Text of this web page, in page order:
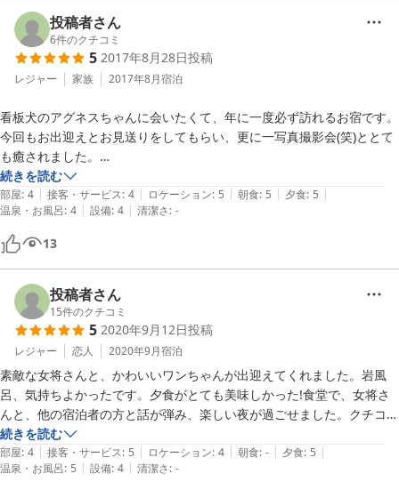
投稿者さん
6件のクチコミ
5 2017年8月28日投稿
レジャー 家族 2017年8月宿泊
看板犬のアグネスちゃんに会いたくて、年に一度必ず訪れるお宿です。
今回もお出迎えとお見送りをしてもらい、更に一写真撮影会(笑)ととて
も癒されました。
夕ご飯はサンマの塩焼きとサンマ刺身、めんめのお鍋が本当においしか
ったです。
最近では高級魚になってしまったさんまを、おなか一杯食べました。
今回、いつものお風呂にお湯が溜まっていなかったので、もう一つのほ
うに入ってしまいましたが、大丈夫だったかな？と思っています(笑)
また来年もアグネスに会いに行きたいと思います。お世話になりまし
続きを読む
部屋: 4 | 接客・サービス: 4 | ロケーション: 5 | 朝食: 5 | 夕食: 5 |
温泉・お風呂: 4 | 設備: 4 | 清潔さ: -
13
投稿者さん
15件のクチコミ
5 2020年9月12日投稿
レジャー 恋人 2020年9月宿泊
素敵な女将さんと、かわいいワンちゃんが出迎えてくれました。岩風
呂、気持ちよかったです。夕食がとても美味しかった!食堂で、女将さ
んと、他の宿泊者の方と話が弾み、楽しい夜が過ごせました。クチコミ
通り、カモメ？が朝早くからたくさん来て、とても賑やか。彼は起こさ
れたようですが、私は爆睡♪ゆったり過ごせるステキな宿でした。女将
さん、身体に気をつけて頑張ってください。また遊びに行きます。
続きを読む
部屋: 4 | 接客・サービス: 5 | ロケーション: 4 | 朝食: - | 夕食: 5 |
温泉・お風呂: 5 | 設備: 4 | 清潔さ: -